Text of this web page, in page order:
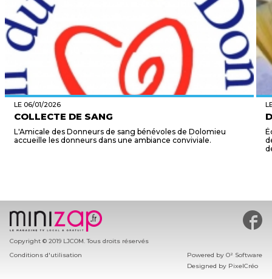
LE 06/01/2026
COLLECTE DE SANG
L'Amicale des Donneurs de sang bénévoles de Dolomieu
accueille les donneurs dans une ambiance conviviale.
Copyright © 2019 LJCOM. Tous droits réservés
Conditions d'utilisation
Powered by O² Software
Designed by PixelCréo